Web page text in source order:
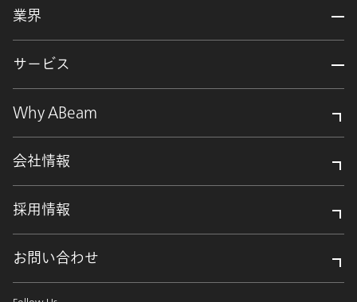
業界
サービス
Why ABeam
会社情報
採用情報
お問い合わせ